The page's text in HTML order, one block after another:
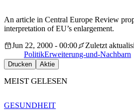
An article in Central Europe Review
interpretation of EU’s enlargement.
Jun 22, 2000 - 00:00
Zuletzt
PolitikErweiterung-und-Nachbarn
Drucken Aktie
MEIST GELESEN
GESUNDHEIT